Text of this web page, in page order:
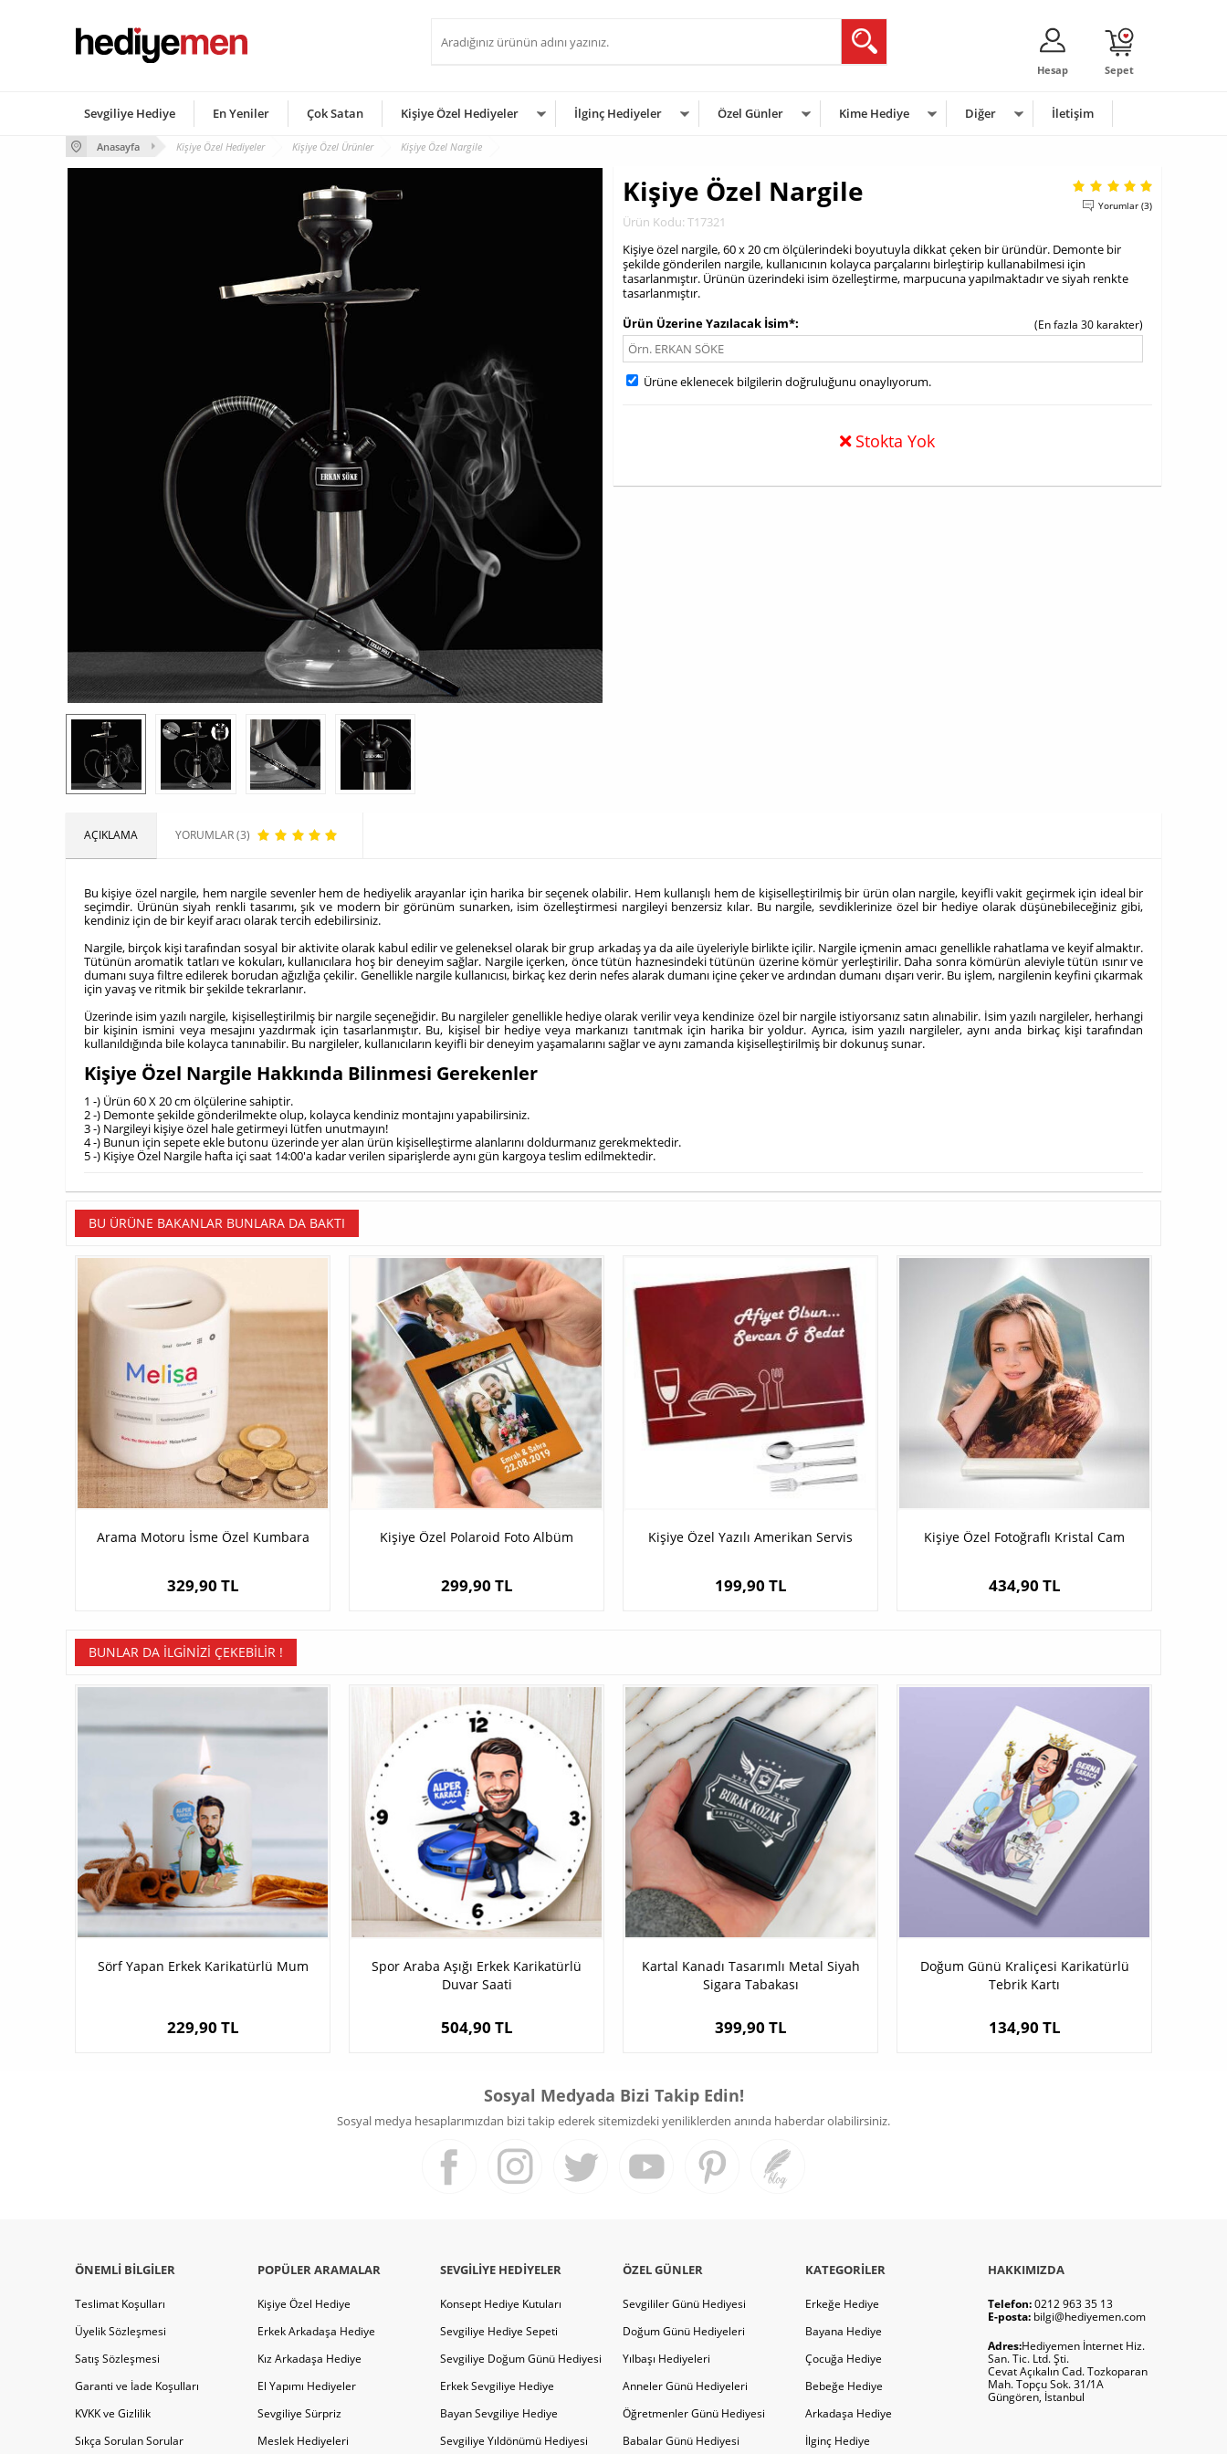
Sepet
Hesap
Sevgiliye Hediye En Yeniler Çok Satan Kişiye Özel Hediyeler İlginç Hediyeler Özel Günler Kime Hediye Diğer İletişim
Anasayfa Kişiye Özel Hediyeler Kişiye Özel Ürünler Kişiye Özel Nargile
Kişiye Özel Nargile
Ürün Kodu: T17321
Yorumlar (3)
Kişiye özel nargile, 60 x 20 cm ölçülerindeki boyutuyla dikkat çeken bir üründür. Demonte bir
şekilde gönderilen nargile, kullanıcının kolayca parçalarını birleştirip kullanabilmesi için
tasarlanmıştır. Ürünün üzerindeki isim özelleştirme, marpucuna yapılmaktadır ve siyah renkte
tasarlanmıştır.
Ürün Üzerine Yazılacak İsim*
(En fazla 30 karakter)
Ürüne eklenecek bilgilerin doğruluğunu onaylıyorum.
Stokta Yok
AÇIKLAMA YORUMLAR (3)
Bu kişiye özel nargile, hem nargile sevenler hem de hediyelik arayanlar için harika bir seçenek olabilir. Hem kullanışlı hem de kişiselleştirilmiş bir ürün olan nargile, keyifli vakit geçirmek için ideal bir
seçimdir. Ürünün siyah renkli tasarımı, şık ve modern bir görünüm sunarken, isim özelleştirmesi nargileyi benzersiz kılar. Bu nargile, sevdiklerinize özel bir hediye olarak düşünebileceğiniz gibi,
kendiniz için de bir keyif aracı olarak tercih edebilirsiniz.
Nargile, birçok kişi tarafından sosyal bir aktivite olarak kabul edilir ve geleneksel olarak bir grup arkadaş ya da aile üyeleriyle birlikte içilir. Nargile içmenin amacı genellikle rahatlama ve keyif almaktır.
Tütünün aromatik tatları ve kokuları, kullanıcılara hoş bir deneyim sağlar. Nargile içerken, önce tütün haznesindeki tütünün üzerine kömür yerleştirilir. Daha sonra kömürün aleviyle tütün ısınır ve
dumanı suya filtre edilerek borudan ağızlığa çekilir. Genellikle nargile kullanıcısı, birkaç kez derin nefes alarak dumanı içine çeker ve ardından dumanı dışarı verir. Bu işlem, nargilenin keyfini çıkarmak
için yavaş ve ritmik bir şekilde tekrarlanır.
Üzerinde isim yazılı nargile, kişiselleştirilmiş bir nargile seçeneğidir. Bu nargileler genellikle hediye olarak verilir veya kendinize özel bir nargile istiyorsanız satın alınabilir. İsim yazılı nargileler, herhangi
bir kişinin ismini veya mesajını yazdırmak için tasarlanmıştır. Bu, kişisel bir hediye veya markanızı tanıtmak için harika bir yoldur. Ayrıca, isim yazılı nargileler, aynı anda birkaç kişi tarafından
kullanıldığında bile kolayca tanınabilir. Bu nargileler, kullanıcıların keyifli bir deneyim yaşamalarını sağlar ve aynı zamanda kişiselleştirilmiş bir dokunuş sunar.
Kişiye Özel Nargile Hakkında Bilinmesi Gerekenler
1 -) Ürün 60 X 20 cm ölçülerine sahiptir.
2 -) Demonte şekilde gönderilmekte olup, kolayca kendiniz montajını yapabilirsiniz.
3 -) Nargileyi kişiye özel hale getirmeyi lütfen unutmayın!
4 -) Bunun için sepete ekle butonu üzerinde yer alan ürün kişiselleştirme alanlarını doldurmanız gerekmektedir.
5 -) Kişiye Özel Nargile hafta içi saat 14:00'a kadar verilen siparişlerde aynı gün kargoya teslim edilmektedir.
BU ÜRÜNE BAKANLAR BUNLARA DA BAKTI
Arama Motoru İsme Özel Kumbara
329,90 TL
Kişiye Özel Polaroid Foto Albüm
299,90 TL
Kişiye Özel Yazılı Amerikan Servis
199,90 TL
Kişiye Özel Fotoğraflı Kristal Cam
434,90 TL
BUNLAR DA İLGINIZI ÇEKEBILIR !
Sörf Yapan Erkek Karikatürlü Mum
229,90 TL
Spor Araba Aşığı Erkek Karikatürlü
Duvar Saati
504,90 TL
Kartal Kanadı Tasarımlı Metal Siyah
Sigara Tabakası
399,90 TL
Doğum Günü Kraliçesi Karikatürlü
Tebrik Kartı
134,90 TL
Sosyal Medyada Bizi Takip Edin!
Sosyal medya hesaplarımızdan bizi takip ederek sitemizdeki yeniliklerden anında haberdar olabilirsiniz.
ÖNEMLI BILGILER
Teslimat Koşulları
Üyelik Sözleşmesi
Satış Sözleşmesi
Garanti ve İade Koşulları
KVKK ve Gizlilik
Sıkça Sorulan Sorular
POPÜLER ARAMALAR
Kişiye Özel Hediye
Erkek Arkadaşa Hediye
Kız Arkadaşa Hediye
El Yapımı Hediyeler
Sevgiliye Sürpriz
Meslek Hediyeleri
SEVGILIYE HEDIYELER
Konsept Hediye Kutuları
Sevgiliye Hediye Sepeti
Sevgiliye Doğum Günü Hediyesi
Erkek Sevgiliye Hediye
Bayan Sevgiliye Hediye
Sevgiliye Yıldönümü Hediyesi
ÖZEL GÜNLER
Sevgililer Günü Hediyesi
Doğum Günü Hediyeleri
Yılbaşı Hediyeleri
Anneler Günü Hediyeleri
Öğretmenler Günü Hediyesi
Babalar Günü Hediyesi
KATEGORILER
Erkeğe Hediye
Bayana Hediye
Çocuğa Hediye
Bebeğe Hediye
Arkadaşa Hediye
İlginç Hediye
HAKKIMIZDA
Telefon:0212 963 35 13
E-posta: bilgi@hediyemen.com
Adres:Hediyemen İnternet Hiz.
San. Tic. Ltd. Şti.
Cevat Açıkalın Cad. Tozkoparan
Mah. Topçu Sok. 31/1A
Güngören, İstanbul